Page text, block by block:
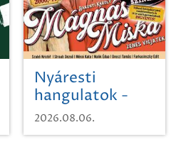
Nyáresti
hangulatok -
Mágnás Miska
2026.08.06.